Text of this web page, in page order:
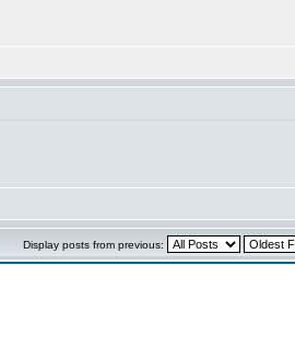
Display posts from previous: